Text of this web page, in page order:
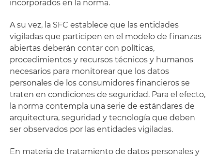
incorporados en la norma.
A su vez, la SFC establece que las entidades
vigiladas que participen en el modelo de finanzas
abiertas deberán contar con políticas,
procedimientos y recursos técnicos y humanos
necesarios para monitorear que los datos
personales de los consumidores financieros se
traten en condiciones de seguridad. Para el efecto,
la norma contempla una serie de estándares de
arquitectura, seguridad y tecnología que deben
ser observados por las entidades vigiladas.
En materia de tratamiento de datos personales y